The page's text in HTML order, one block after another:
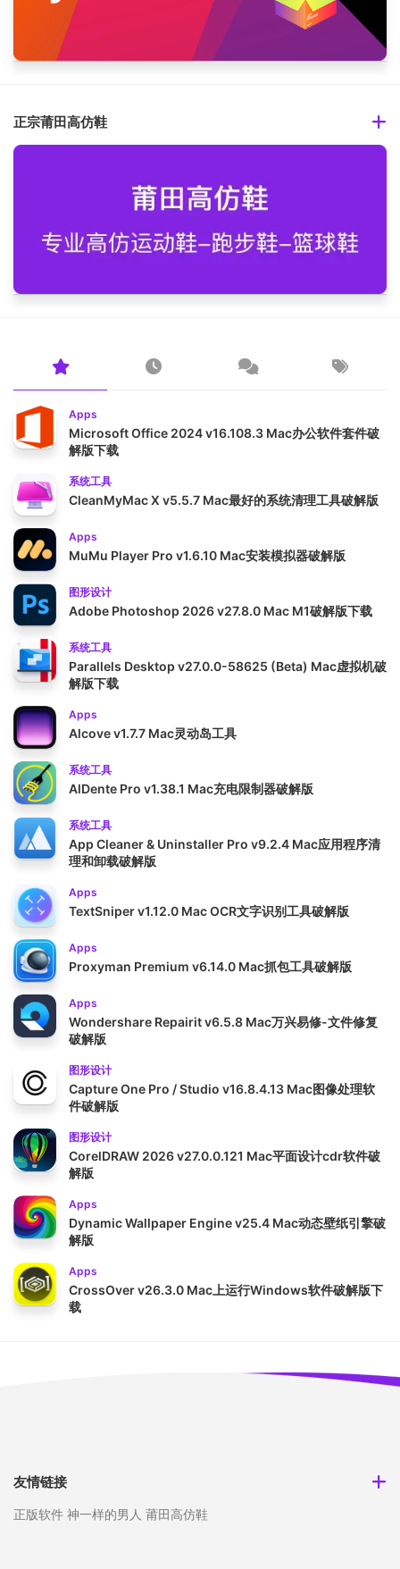
正宗莆田高仿鞋
Apps
Microsoft Office 2024 v16.108.3 Mac办公软件套件破
解版下载
系统工具
CleanMyMac X v5.5.7 Mac最好的系统清理工具破解版
Apps
MuMu Player Pro v1.6.10 Mac安装模拟器破解版
图形设计
Adobe Photoshop 2026 v27.8.0 Mac M1破解版下载
系统工具
Parallels Desktop v27.0.0-58625 (Beta) Mac虚拟机破
解版下载
Apps
Alcove v1.7.7 Mac灵动岛工具
系统工具
AlDente Pro v1.38.1 Mac充电限制器破解版
系统工具
App Cleaner & Uninstaller Pro v9.2.4 Mac应用程序清
理和卸载破解版
Apps
TextSniper v1.12.0 Mac OCR文字识别工具破解版
Apps
Proxyman Premium v6.14.0 Mac抓包工具破解版
Apps
Wondershare Repairit v6.5.8 Mac万兴易修-文件修复
破解版
图形设计
Capture One Pro / Studio v16.8.4.13 Mac图像处理软
件破解版
图形设计
CorelDRAW 2026 v27.0.0.121 Mac平面设计cdr软件破
解版
Apps
Dynamic Wallpaper Engine v25.4 Mac动态壁纸引擎破
解版
Apps
CrossOver v26.3.0 Mac上运行Windows软件破解版下
载
友情链接
正版软件 神一样的男人 莆田高仿鞋